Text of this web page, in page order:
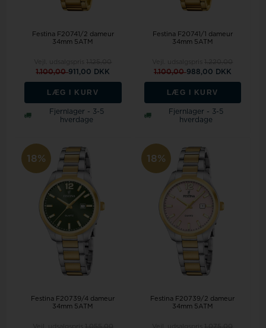
Festina F20741/2 dameur
34mm 5ATM
1.100,00911,00 DKK
LÆG I KURV
Fjernlager - 3-5
hverdage
Festina F20741/1 dameur
34mm 5ATM
1.100,00988,00 DKK
LÆG I KURV
Fjernlager - 3-5
hverdage
18%
Festina F20739/4 dameur
34mm 5ATM
18%
Festina F20739/2 dameur
34mm 5ATM